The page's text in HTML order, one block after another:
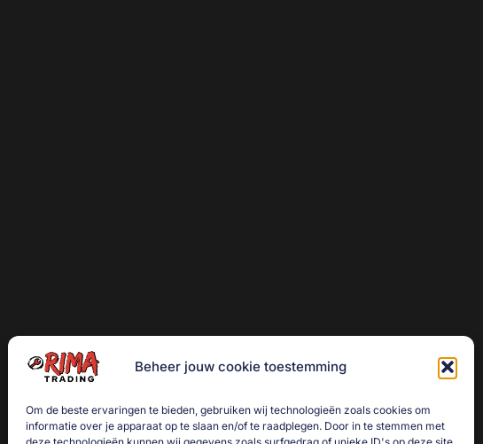
Beheer jouw cookie toestemming
Om de beste ervaringen te bieden, gebruiken wij technologieën zoals cookies om
informatie over je apparaat op te slaan en/of te raadplegen. Door in te stemmen met